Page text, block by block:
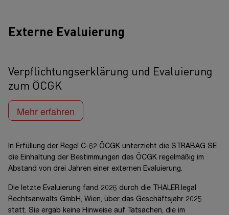
Externe Evaluierung
Verpflichtungserklärung und Evaluierung
zum ÖCGK
Mehr erfahren
In Erfüllung der Regel C-62 ÖCGK unterzieht die STRABAG SE
die Einhaltung der Bestimmungen des ÖCGK regelmäßig im
Abstand von drei Jahren einer externen Evaluierung.
Die letzte Evaluierung fand 2026 durch die THALER.legal
Rechtsanwalts GmbH, Wien, über das Geschäftsjahr 2025
statt. Sie ergab keine Hinweise auf Tatsachen, die im